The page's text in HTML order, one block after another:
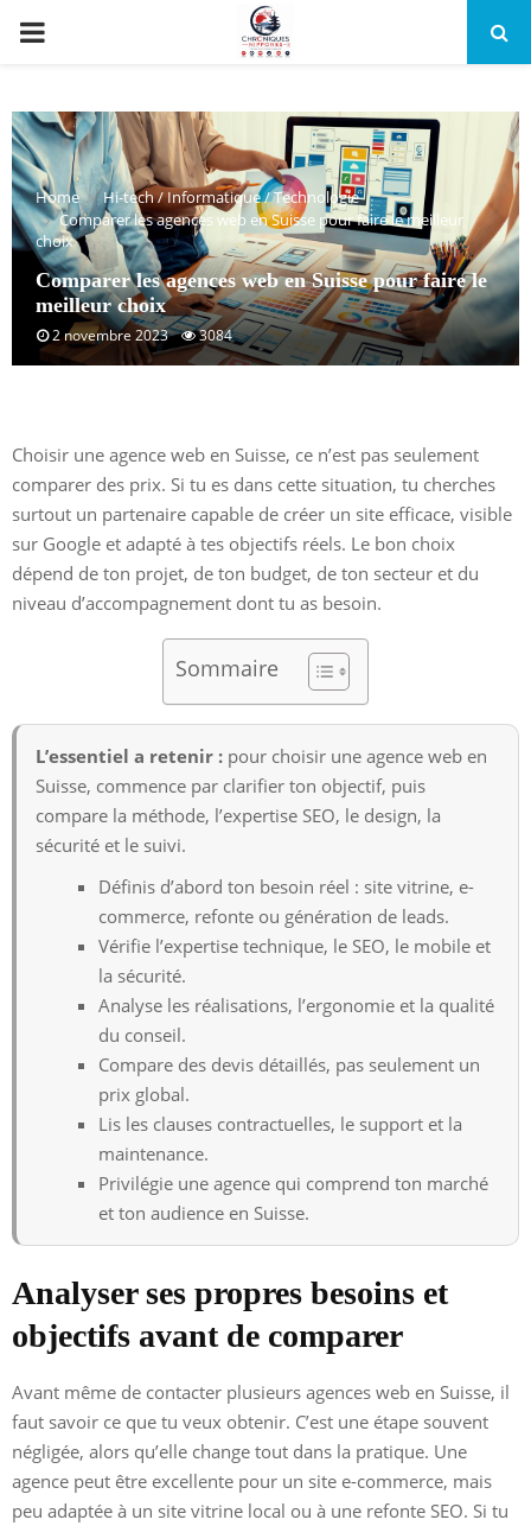
PRIMARY
Home
Hi-tech / Informatique / Technologie
Comparer les agences web en Suisse pour faire le meilleur
choix
Comparer les agences web en Suisse pour faire le
meilleur choix
2 novembre 2023 3084
Choisir une agence web en Suisse, ce n’est pas seulement
comparer des prix. Si tu es dans cette situation, tu cherches
surtout un partenaire capable de créer un site efficace, visible
sur Google et adapté à tes objectifs réels. Le bon choix
dépend de ton projet, de ton budget, de ton secteur et du
niveau d’accompagnement dont tu as besoin.
Sommaire
L’essentiel a retenir : pour choisir une agence web en
Suisse, commence par clarifier ton objectif, puis
compare la méthode, l’expertise SEO, le design, la
sécurité et le suivi.
Définis d’abord ton besoin réel : site vitrine, e-
commerce, refonte ou génération de leads.
Vérifie l’expertise technique, le SEO, le mobile et
la sécurité.
Analyse les réalisations, l’ergonomie et la qualité
du conseil.
Compare des devis détaillés, pas seulement un
prix global.
Lis les clauses contractuelles, le support et la
maintenance.
Privilégie une agence qui comprend ton marché
et ton audience en Suisse.
Analyser ses propres besoins et
objectifs avant de comparer
Avant même de contacter plusieurs agences web en Suisse, il
faut savoir ce que tu veux obtenir. C’est une étape souvent
négligée, alors qu’elle change tout dans la pratique. Une
agence peut être excellente pour un site e-commerce, mais
peu adaptée à un site vitrine local ou à une refonte SEO. Si tu